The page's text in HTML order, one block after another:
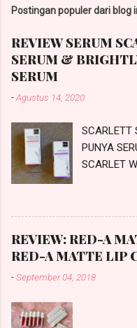
t
n
g
K
o
e
t
a
Postingan populer dari blog
REVIEW SERUM
SERUM &
SERUM
-Agustus 14, 2020
SCARLETT
PUNYA
SCARLET
BRIGHTLY
SERUM
SCARLETT
merambah
REVIEW: RED-A
RED-A MATTE LIP
-September 04, 2018